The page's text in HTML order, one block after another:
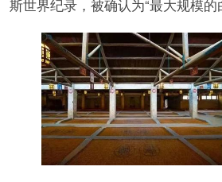
斯世界纪录，被确认为“最大规模的